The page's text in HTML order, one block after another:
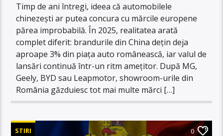
Timp de ani întregi, ideea că automobilele
chinezești ar putea concura cu mărcile europene
părea improbabilă. În 2025, realitatea arată
complet diferit: brandurile din China dețin deja
aproape 3% din piața auto românească, iar valul de
lansări continuă într-un ritm amețitor. După MG,
Geely, BYD sau Leapmotor, showroom-urile din
România găzduiesc tot mai multe mărci […]
STIRI 0